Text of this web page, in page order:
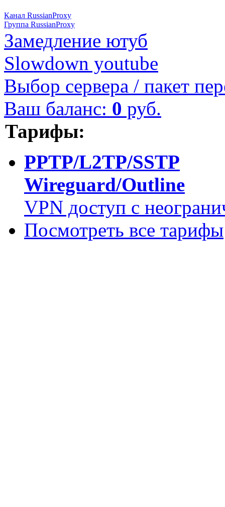
Канал RussianProxy
Группа RussianProxy
Замедление ютуб
Slowdown youtube
Выбор сервера / пакет
Ваш баланс: 0 руб.
Тарифы:
PPTP/L2TP/SSTP
Wireguard/Outline
VPN доступ с
Посмотреть все тарифы